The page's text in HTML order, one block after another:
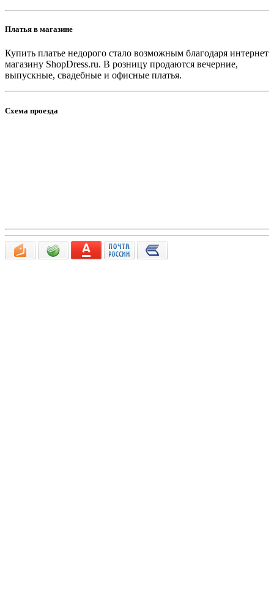
Платья в магазине
Купить платье недорого стало возможным благодаря интернет
магазину ShopDress.ru. В розницу продаются вечерние,
выпускные, свадебные и офисные платья.
Схема проезда